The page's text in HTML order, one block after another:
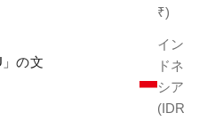
₹)
イン
ドネ
シア
(IDR
の文